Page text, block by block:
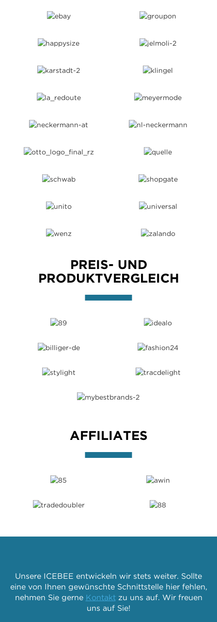
PREIS- UND
PRODUKTVERGLEICH
AFFILIATES
Unsere ICEBEE entwickeln wir stets weiter. Sollte
eine von Ihnen gewünschte Schnittstelle hier fehlen,
nehmen Sie gerne Kontaktzu uns auf. Wir freuen
uns auf Sie!